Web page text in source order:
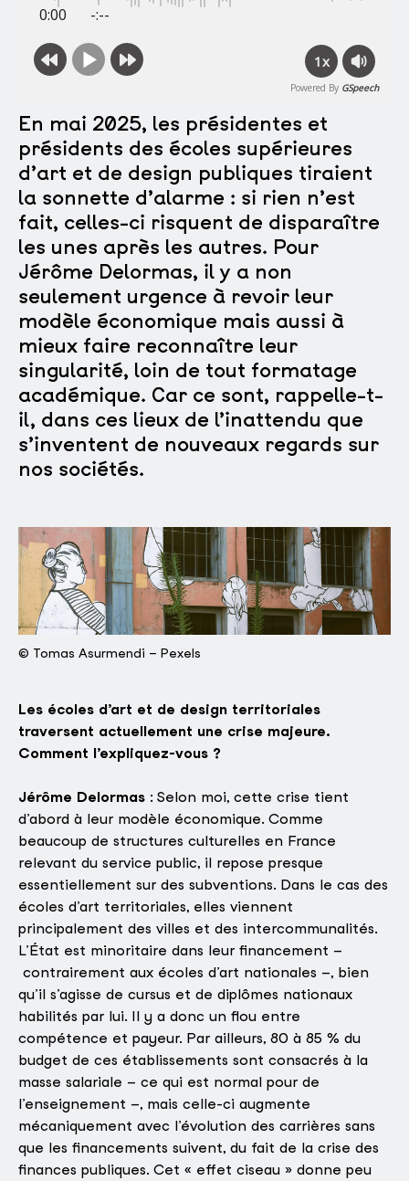
0:00 -:--
1x
Powered By GSpeech
En mai 2025, les présidentes et
présidents des écoles supérieures
d’art et de design publiques tiraient
la sonnette d’alarme : si rien n’est
fait, celles-ci risquent de disparaître
les unes après les autres. Pour
Jérôme Delormas, il y a non
seulement urgence à revoir leur
modèle économique mais aussi à
mieux faire reconnaître leur
singularité, loin de tout formatage
académique. Car ce sont, rappelle-t-
il, dans ces lieux de l’inattendu que
s’inventent de nouveaux regards sur
nos sociétés.
© Tomas Asurmendi – Pexels
Les écoles d’art et de design territoriales
traversent actuellement une crise majeure.
Comment l’expliquez-vous ?
Jérôme Delormas : Selon moi, cette crise tient
d’abord à leur modèle économique. Comme
beaucoup de structures culturelles en France
relevant du service public, il repose presque
essentiellement sur des subventions. Dans le cas des
écoles d’art territoriales, elles viennent
principalement des villes et des intercommunalités.
L’État est minoritaire dans leur financement –
contrairement aux écoles d’art nationales –, bien
qu’il s’agisse de cursus et de diplômes nationaux
habilités par lui. Il y a donc un flou entre
compétence et payeur. Par ailleurs, 80 à 85 % du
budget de ces établissements sont consacrés à la
masse salariale – ce qui est normal pour de
l’enseignement –, mais celle-ci augmente
mécaniquement avec l’évolution des carrières sans
que les financements suivent, du fait de la crise des
finances publiques. Cet « effet ciseau » donne peu